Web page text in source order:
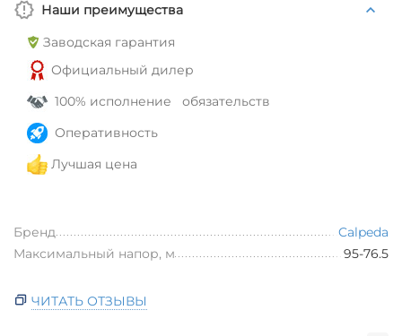
Наши преимущества
Заводская гарантия
Официальный дилер
100% исполнение обязательств
Оперативность
Лучшая цена
Бренд
Calpeda
Максимальный напор, м
95-76.5
ЧИТАТЬ ОТЗЫВЫ